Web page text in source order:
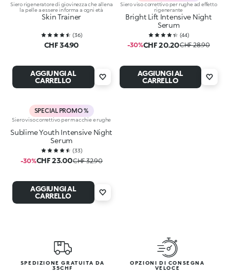
Siero rigeneratore di giovinezza che allena
la pelle a essere in forma a ogni età
Skin Trainer
(36)
CHF 34.90
AGGIUNGI AL
CARRELLO
Siero viso correttivo per rughe ad effetto
rigenerante
Bright Lift Intensive Night
Serum
(44)
-30%CHF 20.20CHF 28.90
AGGIUNGI AL
CARRELLO
SPECIAL PROMO %
Siero viso correttivo per macchie e rughe
Sublime Youth Intensive Night
Serum
(33)
-30%CHF 23.00CHF 32.90
AGGIUNGI AL
CARRELLO
SPEDIZIONE GRATUITA DA
35CHF
OPZIONI DI CONSEGNA
VELOCE